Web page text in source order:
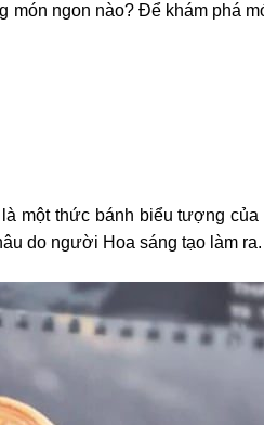
ngon nào? Để khám phá
một thức bánh biểu tượng của
do người Hoa sáng tạo làm ra.